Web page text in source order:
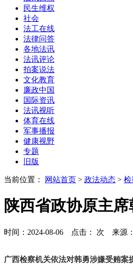
民生维权
社会
法工在线
法律问答
各地法讯
法讯评论
拍案说法
文化教育
廉政中国
国际资讯
法讯视听
体育在线
军事播报
健康视野
专题
旧版
当前位置： 网站首页 > 政法动态 > 检
陕西省政协原主
时间：2024-08-06 点击： 次 来源
广西检察机关依法对韩勇涉嫌受贿案